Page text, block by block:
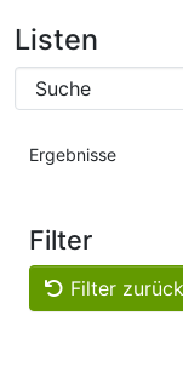
Listen
Ergebnisse
Filter
Filter